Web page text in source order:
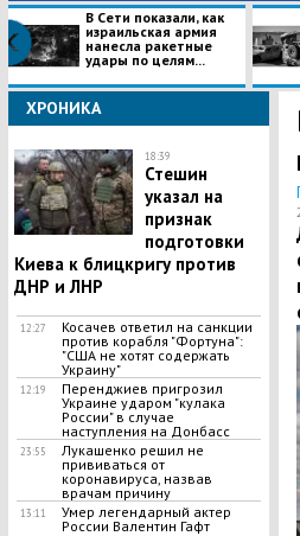
В Сети показали, как
израильская армия
нанесла ракетные
удары по целям...
ХРОНИКА
18:39
Стешин
указал на
признак
подготовки
Киева к блицкригу против
ДНР и ЛНР
12:27
​Косачев ответил на санкции
против корабля "Фортуна":
"США не хотят содержать
Украину"
12:19
Перенджиев пригрозил
Украине ударом "кулака
России" в случае
наступления на Донбасс
23:55
Лукашенко решил не
прививаться от
коронавируса, назвав
врачам причину
13:11
Умер легендарный актер
России Валентин Гафт